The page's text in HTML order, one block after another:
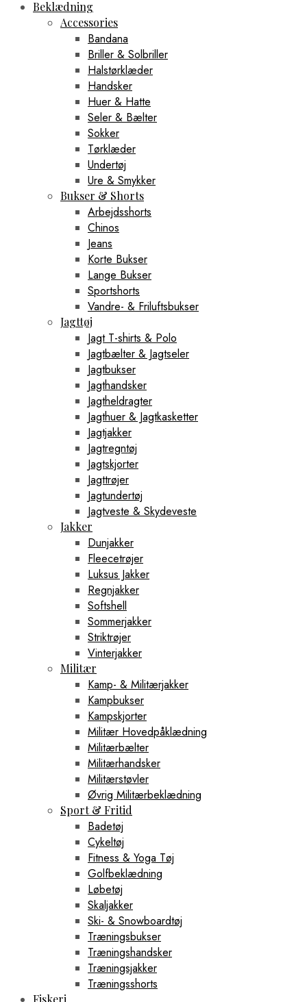
Beklædning
Accessories
Bandana
Briller & Solbriller
Halstørklæder
Handsker
Huer & Hatte
Seler & Bælter
Sokker
Tørklæder
Undertøj
Ure & Smykker
Bukser & Shorts
Arbejdsshorts
Chinos
Jeans
Korte Bukser
Lange Bukser
Sportshorts
Vandre- & Friluftsbukser
Jagttøj
Jagt T-shirts & Polo
Jagtbælter & Jagtseler
Jagtbukser
Jagthandsker
Jagtheldragter
Jagthuer & Jagtkasketter
Jagtjakker
Jagtregntøj
Jagtskjorter
Jagttrøjer
Jagtundertøj
Jagtveste & Skydeveste
Jakker
Dunjakker
Fleecetrøjer
Luksus Jakker
Regnjakker
Softshell
Sommerjakker
Striktrøjer
Vinterjakker
Militær
Kamp- & Militærjakker
Kampbukser
Kampskjorter
Militær Hovedpåklædning
Militærbælter
Militærhandsker
Militærstøvler
Øvrig Militærbeklædning
Sport & Fritid
Badetøj
Cykeltøj
Fitness & Yoga Tøj
Golfbeklædning
Løbetøj
Skaljakker
Ski- & Snowboardtøj
Træningsbukser
Træningshandsker
Træningsjakker
Træningsshorts
Fiskeri